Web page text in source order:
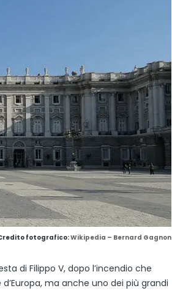
fotografico:Wikipedia – Bernard Gagnon
di Filippo V, dopo l’incendio che
ma anche uno dei più grandi